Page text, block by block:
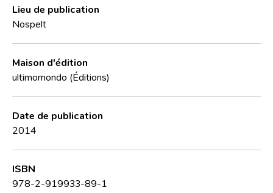
Lieu de publication
Nospelt
Maison d'édition
ultimomondo (Éditions)
Date de publication
2014
ISBN
978-2-919933-89-1